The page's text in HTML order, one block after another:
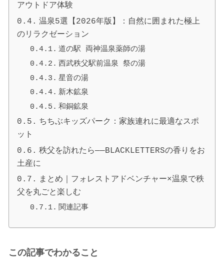
アウトドア体験
温泉5選【2026年版】：自然に囲まれた極上
のリラクゼーション
道の駅 両神温泉薬師の湯
西武秩父駅前温泉 祭の湯
星音の湯
新木鉱泉
和銅鉱泉
ちちぶキッズパーク：家族連れに最適なスポ
ット
秩父を訪れたら——BLACKLETTERSの香りをお
土産に
まとめ｜フォレストアドベンチャー×温泉で秩
父を丸ごと楽しむ
関連記事
この記事でわかること